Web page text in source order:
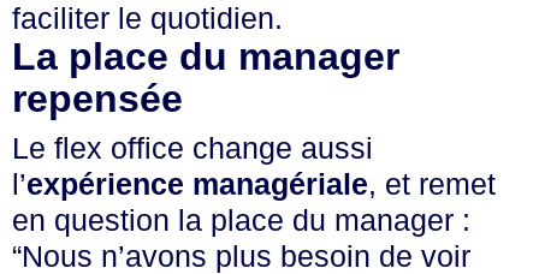
faciliter le quotidien.
La place du manager
repensée
Le flex office change aussi
l’expérience managériale, et remet
en question la place du manager :
“Nous n’avons plus besoin de voir